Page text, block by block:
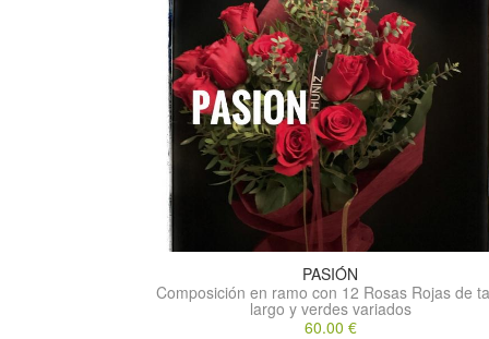
PASIÓN
Composición en ramo con 12 Rosas Rojas de
largo y verdes variados
60.00 €